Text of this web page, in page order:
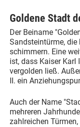
Goldene Stadt
Der Beiname
Sandsteintürme,
schimmern. Eine
ist, dass Kaiser Karl
vergolden ließ.
II. ein
Auch der Name
mehreren
zahlreichen